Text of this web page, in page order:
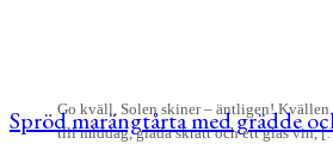
Go kväll, Solen skiner – äntligen!
till middag, glada skratt och ett glas vin,
Spröd marängtårta med grädde